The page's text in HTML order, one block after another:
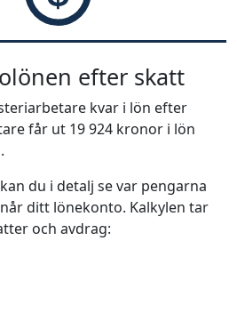
efter skatt
kvar i lön efter
får ut 19 924 kronor i lön
du i detalj se var pengarna
ditt lönekonto. Kalkylen tar
och avdrag: